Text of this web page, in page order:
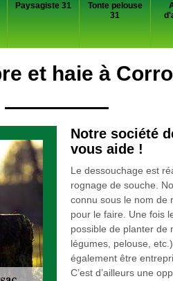
Paysagiste 31
Tonte pelouse
31
et haie à
Notre société
vous aide !
Le dessouchage est
rognage de souche.
connu sous le nom de
pour le faire. Une fois
possible de planter de
légumes, pelouse,
également être
C’est d’ailleurs une